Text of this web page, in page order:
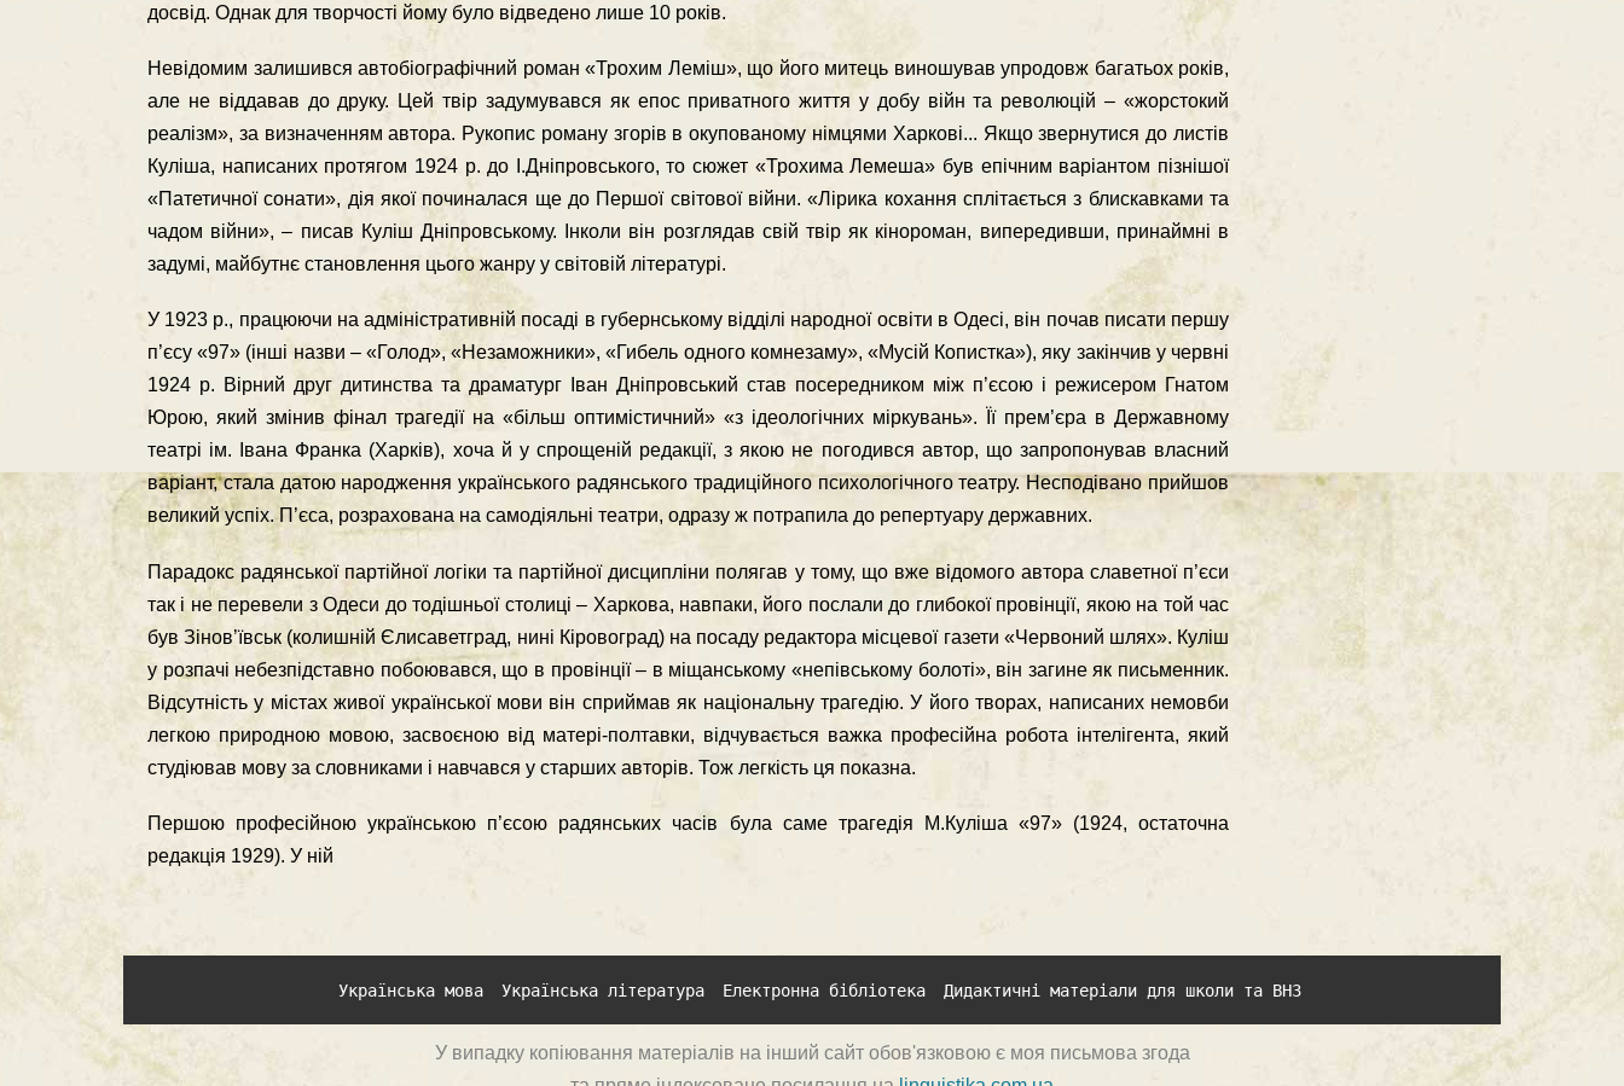
досвiд. Однак для творчостi йому було вiдведено лише 10 рокiв.
Невiдомим залишився автобiографiчний роман «Трохим Лемiш», що його митець виношував упродовж багатьох рокiв,
але не вiддавав до друку. Цей твiр задумувався як епос приватного життя у добу вiйн та революцiй – «жорстокий
реалiзм», за визначенням автора. Рукопис роману згорiв в окупованому нiмцями Харковi... Якщо звернутися до листiв
Кулiша, написаних протягом 1924 р. до І.Днiпровського, то сюжет «Трохима Лемеша» був епiчним варiантом пiзнiшої
«Патетичної сонати», дiя якої починалася ще до Першої свiтової вiйни. «Лiрика кохання сплiтається з блискавками та
чадом вiйни», – писав Кулiш Днiпровському. Інколи вiн розглядав свiй твiр як кiнороман, випередивши, принаймнi в
задумi, майбутнє становлення цього жанру у свiтовiй лiтературi.
У 1923 р., працюючи на адмiнiстративнiй посадi в губернському вiддiлi народної освiти в Одесi, вiн почав писати першу
п’єсу «97» (iншi назви – «Голод», «Незаможники», «Гибель одного комнезаму», «Мусiй Копистка»), яку закiнчив у червнi
1924 р. Вiрний друг дитинства та драматург Іван Днiпровський став посередником мiж п’єсою i режисером Гнатом
Юрою, який змiнив фiнал трагедiї на «бiльш оптимiстичний» «з iдеологiчних мiркувань». Її прем’єра в Державному
театрi iм. Івана Франка (Харкiв), хоча й у спрощенiй редакцiї, з якою не погодився автор, що запропонував власний
варiант, стала датою народження українського радянського традицiйного психологiчного театру. Несподiвано прийшов
великий успiх. П’єса, розрахована на самодiяльнi театри, одразу ж потрапила до репертуару державних.
Парадокс радянської партiйної логiки та партiйної дисциплiни полягав у тому, що вже вiдомого автора славетної п’єси
так i не перевели з Одеси до тодiшньої столицi – Харкова, навпаки, його послали до глибокої провiнцiї, якою на той час
був Зiнов’ївськ (колишнiй Єлисаветград, нинi Кiровоград) на посаду редактора мiсцевої газети «Червоний шлях». Кулiш
у розпачi небезпiдставно побоювався, що в провiнцiї – в мiщанському «непiвському болотi», вiн загине як письменник.
Вiдсутнiсть у мiстах живої української мови вiн сприймав як нацiональну трагедiю. У його творах, написаних немовби
легкою природною мовою, засвоєною вiд матерi-полтавки, вiдчувається важка професiйна робота iнтелiгента, який
студiював мову за словниками i навчався у старших авторiв. Тож легкiсть ця показна.
Першою професiйною українською п’єсою радянських часiв була саме трагедiя М.Кулiша «97» (1924, остаточна
редакцiя 1929). У нiй
Українська мова Українська література Електронна бібліотека Дидактичні матеріали для школи та ВНЗ
У випадку копіювання матеріалів на інший сайт обов'язковою є моя письмова згода